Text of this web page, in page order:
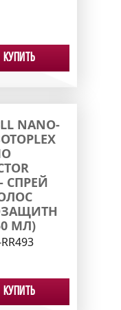
Купить
NANO-
- СПРЕЙ
МЛ)
Купить